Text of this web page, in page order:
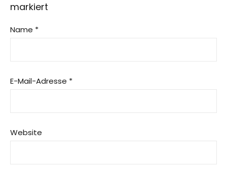
markiert
Name *
E-Mail-Adresse *
Website